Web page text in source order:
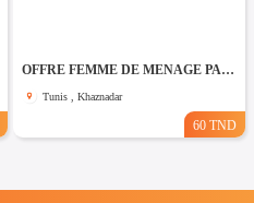
OFFRE FEMME DE MENAGE PAR JOUR A khaznadar
Tunis , Khaznadar
60 TND